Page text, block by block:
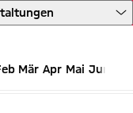
Mär Apr Mai Jun